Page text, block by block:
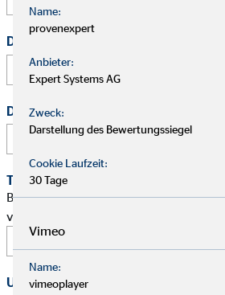
Deine E-Mail Adresse
Deine Telefonnummer
Terminwunsch
Bitte schlage mir einen Termin für ein
vor.
Uhrzeit
Name:
provenexpert
Anbieter:
Expert Systems AG
Zweck:
Darstellung des Bewertungssiegel
Cookie Laufzeit:
30 Tage
Vimeo
Name:
vimeoplayer